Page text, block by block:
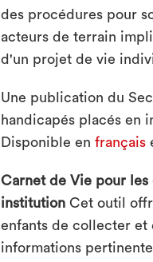
des procédures pour
acteurs de terrain
d'un projet de vie
Une publication du
handicapés placés en
Disponible en français
Carnet de Vie pour les
institutionCet outil
enfants de collecter et
informations